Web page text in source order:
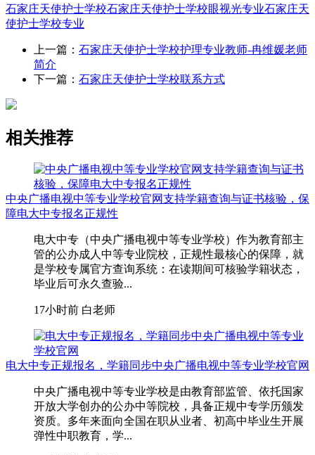
石家庄天使护士学校石家庄天使护士学校眼视光专业石家庄天
使护士学校专业
上一篇： 石家庄天使护士学校护理专业教师-冉维媛老师
简介
下一篇： 石家庄天使护士学校联系方式
相关推荐
中央广播电视中等专业学校官网支持学籍查询与证书核验，保
障电大中专报名正规性
电大中专（中央广播电视中等专业学校）作为教育部主
管的公办成人中等专业院校，正规性最核心的保障，就
是学校专属官方查询系统：在读期间可核验学籍状态，
毕业后可永久查验...
17小时前 白老师
电大中专正规报名，学籍同步中央广播电视中等专业学校官网
中央广播电视中等专业学校是由教育部监管、依托国家
开放大学创办的公办中等院校，具备正规中专学历颁发
资质。多年来面向全国在职从业者、初高中毕业生开展
弹性中职教育，学...